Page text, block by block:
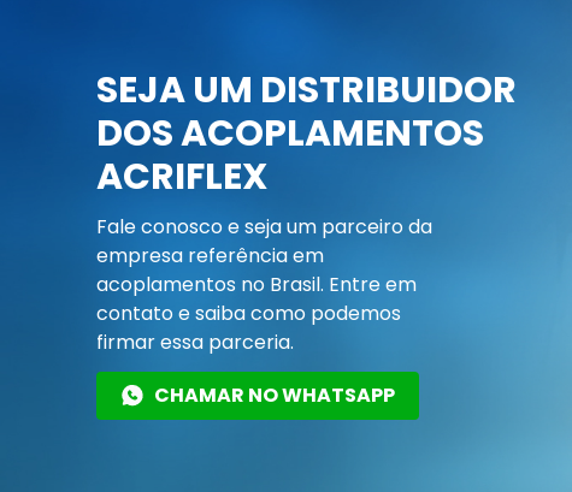
SEJA UM DISTRIBUIDOR
DOS ACOPLAMENTOS
ACRIFLEX
Fale conosco e seja um parceiro da
empresa referência em
acoplamentos no Brasil. Entre em
contato e saiba como podemos
firmar essa parceria.
CHAMAR NO WHATSAPP